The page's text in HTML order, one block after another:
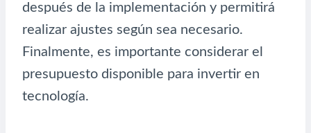
después de la implementación y permitirá
realizar ajustes según sea necesario.
Finalmente, es importante considerar el
presupuesto disponible para invertir en
tecnología.